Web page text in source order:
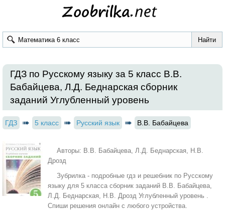
ГДЗ по Русскому языку за 5 класс В.В.
Бабайцева, Л.Д. Беднарская сборник
заданий Углубленный уровень
ГДЗ 5 класс Русский язык В.В. Бабайцева
Авторы: В.В. Бабайцева, Л.Д. Беднарская, Н.В.
Дрозд
Зубрилка - подробные гдз и решебник по Русскому
языку для 5 класса сборник заданий В.В. Бабайцева,
Л.Д. Беднарская, Н.В. Дрозд Углубленный уровень .
Спиши решения онлайн с любого устройства.